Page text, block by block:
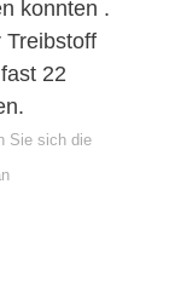
konnten .
Treibstoff
22
Sie sich die